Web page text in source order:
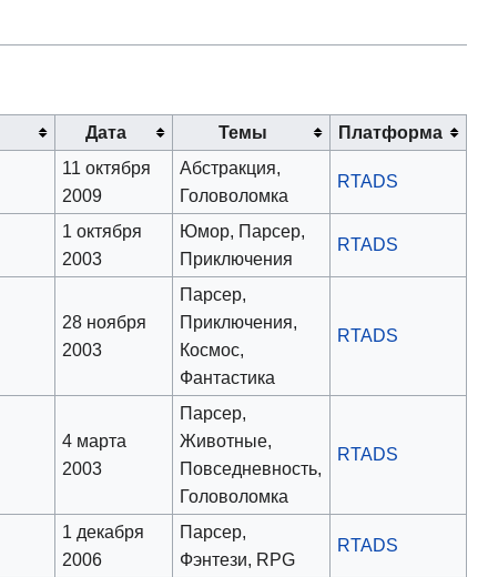
Дата Темы Платформа
11 октября
2009
Абстракция,
Головоломка
RTADS
1 октября
2003
Юмор, Парсер,
Приключения
RTADS
28 ноября
2003
Парсер,
Приключения,
Космос,
Фантастика
RTADS
4 марта
2003
Парсер,
Животные,
Повседневность,
Головоломка
RTADS
1 декабря
2006
Парсер,
Фэнтези, RPG
RTADS